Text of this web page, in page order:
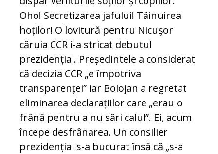
Oho! Secretizarea jafului! Tăinuirea
hoților! O lovitură pentru Nicuşor
căruia CCR i-a stricat debutul
prezidențial. Președintele a considerat
că decizia CCR „e împotriva
transparenței” iar Bolojan a regretat
eliminarea declarațiilor care „erau o
frână pentru a nu sări calul”. Ei, acum
începe desfrânarea. Un consilier
prezidențial s-a bucurat însă că „s-a